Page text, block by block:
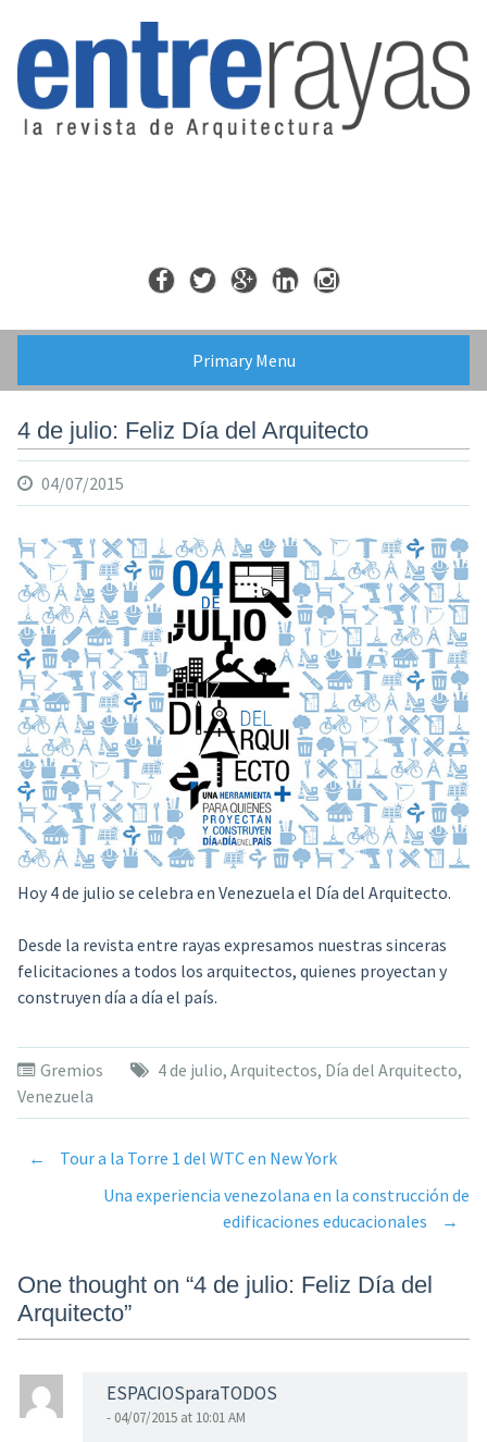
content
Primary Menu
4 de julio: Feliz Día del Arquitecto
04/07/2015
Hoy 4 de julio se celebra en Venezuela el Día del Arquitecto.
Desde la revista entre rayas expresamos nuestras sinceras
felicitaciones a todos los arquitectos, quienes proyectan y
construyen día a día el país.
Gremios 4 de julio, Arquitectos, Día del Arquitecto,
Venezuela
Post
←
Tour a la Torre 1 del WTC en New York
Una experiencia venezolana en la construcción de
edificaciones educacionales
→
One thought on “4 de julio: Feliz Día del
Arquitecto”
ESPACIOSparaTODOS
- 04/07/2015 at 10:01 AM